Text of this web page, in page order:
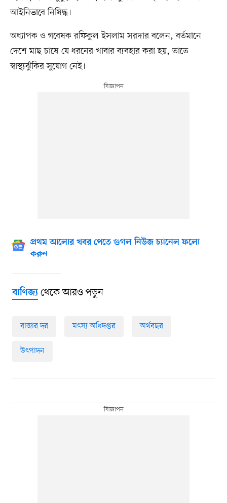
আইনিভাবে নিষিদ্ধ।
অধ্যাপক ও গবেষক রফিকুল ইসলাম সরদার বলেন, বর্তমানে
দেশে মাছ চাষে যে ধরনের খাবার ব্যবহার করা হয়, তাতে
স্বাস্থ্যঝুঁকির সুযোগ নেই।
প্রথম আলোর খবর পেতে গুগল নিউজ চ্যানেল ফলো
করুন
বাণিজ্যথেকে আরও পড়ুন
বাজার দর মৎস্য অধিদপ্তর অর্থবছর
উৎপাদন